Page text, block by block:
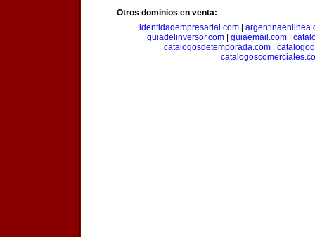
Otros dominios en venta:
identidadempresarial.com
guiadelinversor.com| guiaemail.com|
catalogosdetemporada.com|